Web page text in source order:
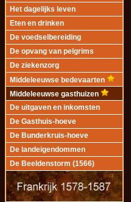
Het dagelijks leven
Eten en drinken
De voedselbereiding
De opvang van pelgrims
De ziekenzorg
Middeleeuwse bedevaarten
Middeleeuwse gasthuizen
De uitgaven en inkomsten
De Gasthuis-hoeve
De Bunderkruis-hoeve
De landeigendommen
De Beeldenstorm (1566)